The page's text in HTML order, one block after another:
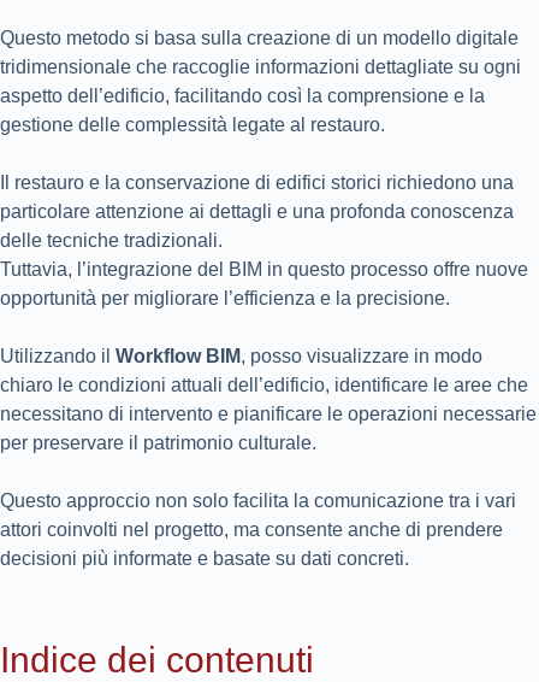
Questo metodo si basa sulla creazione di un modello digitale
tridimensionale che raccoglie informazioni dettagliate su ogni
aspetto dell’edificio, facilitando così la comprensione e la
gestione delle complessità legate al restauro.
Il restauro e la conservazione di edifici storici richiedono una
particolare attenzione ai dettagli e una profonda conoscenza
delle tecniche tradizionali.
Tuttavia, l’integrazione del BIM in questo processo offre nuove
opportunità per migliorare l’efficienza e la precisione.
Utilizzando il Workflow BIM, posso visualizzare in modo
chiaro le condizioni attuali dell’edificio, identificare le aree che
necessitano di intervento e pianificare le operazioni necessarie
per preservare il patrimonio culturale.
Questo approccio non solo facilita la comunicazione tra i vari
attori coinvolti nel progetto, ma consente anche di prendere
decisioni più informate e basate su dati concreti.
Indice dei contenuti